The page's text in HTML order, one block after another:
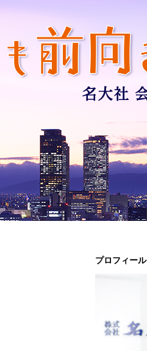
プロフィール